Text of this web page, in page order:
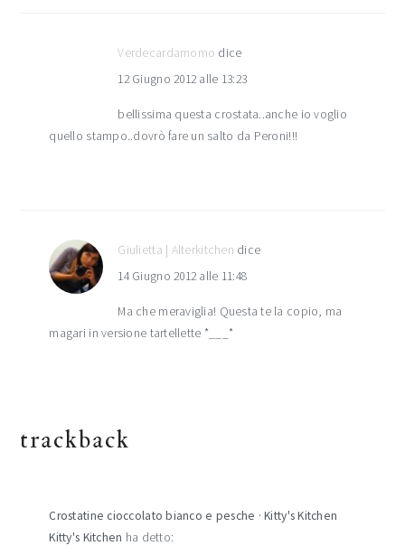
Verdecardamomo dice
12 Giugno 2012 alle 13:23
bellissima questa crostata..anche io voglio
quello stampo..dovrò fare un salto da Peroni!!!
Giulietta | Alterkitchen dice
14 Giugno 2012 alle 11:48
Ma che meraviglia! Questa te la copio, ma
magari in versione tartellette *___*
trackback
Crostatine cioccolato bianco e pesche · Kitty's Kitchen
Kitty's Kitchen ha detto: